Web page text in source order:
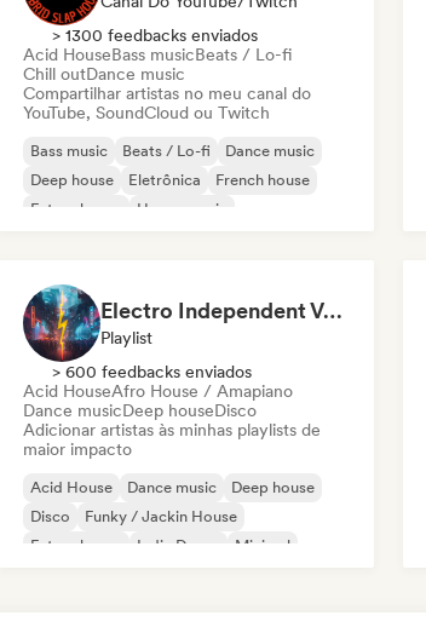
> 1300 feedbacks enviados
Acid HouseBass musicBeats / Lo-fi
Chill outDance music
Compartilhar artistas no meu canal do
YouTube, SoundCloud ou Twitch
Bass music Beats / Lo-fi
Dance music
Deep house
Eletrônica
French house
Future house
House music
Electro Independent Vs Mainstream
Playlist
> 600 feedbacks enviados
Acid HouseAfro House / Amapiano
Dance musicDeep houseDisco
Adicionar artistas às minhas playlists de
maior impacto
Acid House Dance music
Deep house
Disco
Funky / Jackin House
Future house
Indie Dance Minimal